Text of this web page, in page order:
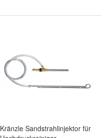
Kränzle Sandstrahlinjektor für